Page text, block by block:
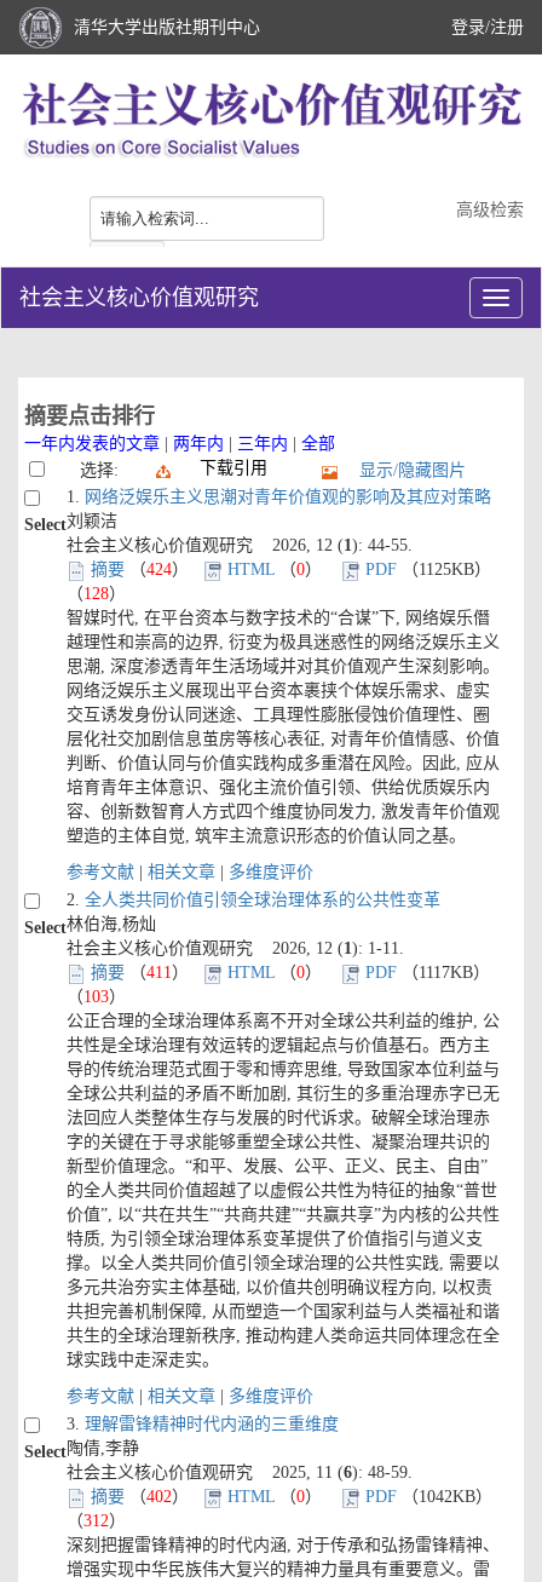
清华大学出版社期刊中心 登录/注册
高级检索
社会主义核心价值观研究
摘要点击排行
一年内发表的文章| 两年内 三年内
全部
选择:
下载引用 显示/隐藏图片
Select
1. 网络泛娱乐主义思潮对青年价值观的影响及其应对策略
刘颖洁
社会主义核心价值观研究 2026, 12 (1): 44-55.
摘要（424） HTML（0） PDF（1125KB）
（128）
智媒时代, 在平台资本与数字技术的“合谋”下, 网络娱乐僭
越理性和崇高的边界, 衍变为极具迷惑性的网络泛娱乐主义
思潮, 深度渗透青年生活场域并对其价值观产生深刻影响。
网络泛娱乐主义展现出平台资本裹挟个体娱乐需求、虚实
交互诱发身份认同迷途、工具理性膨胀侵蚀价值理性、圈
层化社交加剧信息茧房等核心表征, 对青年价值情感、价值
判断、价值认同与价值实践构成多重潜在风险。因此, 应从
培育青年主体意识、强化主流价值引领、供给优质娱乐内
容、创新数智育人方式四个维度协同发力, 激发青年价值观
塑造的主体自觉, 筑牢主流意识形态的价值认同之基。
参考文献| 相关文章| 多维度评价
Select
2. 全人类共同价值引领全球治理体系的公共性变革
林伯海,杨灿
社会主义核心价值观研究 2026, 12 (1): 1-11.
摘要（411） HTML（0） PDF（1117KB）
（103）
公正合理的全球治理体系离不开对全球公共利益的维护, 公
共性是全球治理有效运转的逻辑起点与价值基石。西方主
导的传统治理范式囿于零和博弈思维, 导致国家本位利益与
全球公共利益的矛盾不断加剧, 其衍生的多重治理赤字已无
法回应人类整体生存与发展的时代诉求。破解全球治理赤
字的关键在于寻求能够重塑全球公共性、凝聚治理共识的
新型价值理念。“和平、发展、公平、正义、民主、自由”
的全人类共同价值超越了以虚假公共性为特征的抽象“普世
价值”, 以“共在共生”“共商共建”“共赢共享”为内核的公共性
特质, 为引领全球治理体系变革提供了价值指引与道义支
撑。以全人类共同价值引领全球治理的公共性实践, 需要以
多元共治夯实主体基础, 以价值共创明确议程方向, 以权责
共担完善机制保障, 从而塑造一个国家利益与人类福祉和谐
共生的全球治理新秩序, 推动构建人类命运共同体理念在全
球实践中走深走实。
参考文献| 相关文章| 多维度评价
Select
3. 理解雷锋精神时代内涵的三重维度
陶倩,李静
社会主义核心价值观研究 2025, 11 (6): 48-59.
摘要（402） HTML（0） PDF（1042KB）
（312）
深刻把握雷锋精神的时代内涵, 对于传承和弘扬雷锋精神、
增强实现中华民族伟大复兴的精神力量具有重要意义。雷